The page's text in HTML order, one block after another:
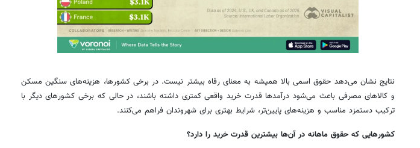
نتایج نشان می‌دهد حقوق اسمی بالا همیشه به معنای رفاه بیشتر نیست. در برخی کشورها، هزینه‌های سنگین مسکن
و کالاهای مصرفی باعث می‌شود درآمدها قدرت خرید واقعی کمتری داشته باشند، در حالی که برخی کشورهای دیگر با
ترکیب دستمزد مناسب و هزینه‌های پایین‌تر، شرایط بهتری برای شهروندان فراهم می‌کنند.
کشورهایی که حقوق ماهانه در آن‌ها بیشترین قدرت خرید را دارد؟